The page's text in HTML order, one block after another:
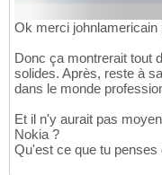
Ok merci
Donc ça montrerait tout
solides. Après, reste à
dans le monde
Et il n'y aurait pas
Nokia ?
Qu'est ce que tu penses